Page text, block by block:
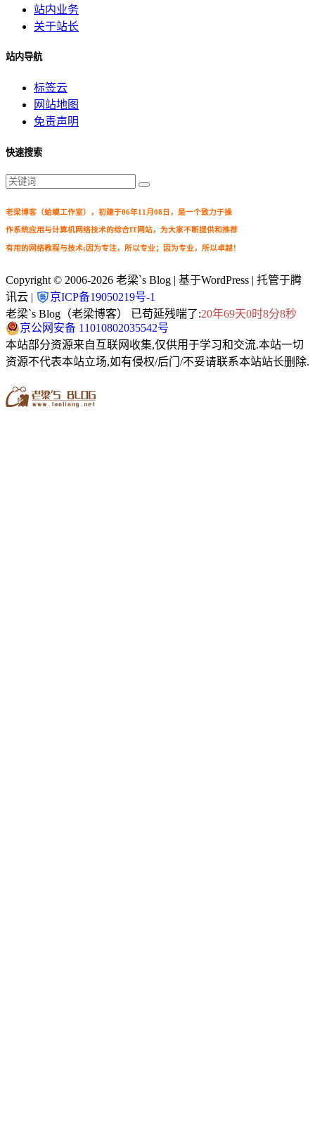
站内业务
关于站长
站内导航
标签云
网站地图
免责声明
快速搜索
老梁博客（蛤蟆工作室），初建于06年11月08日，是一个致力于操
作系统应用与计算机网络技术的综合IT网站，为大家不断提供和推荐
有用的网络教程与技术;因为专注，所以专业；因为专业，所以卓越！
Copyright © 2006-2026 老梁`s Blog | 基于WordPress | 托管于腾
讯云 |
京ICP备19050219号-1
老梁`s Blog（老梁博客） 已苟延残喘了:20年69天0时8分9秒
京公网安备 11010802035542号
本站部分资源来自互联网收集,仅供用于学习和交流.本站一切
资源不代表本站立场,如有侵权/后门/不妥请联系本站站长删除.